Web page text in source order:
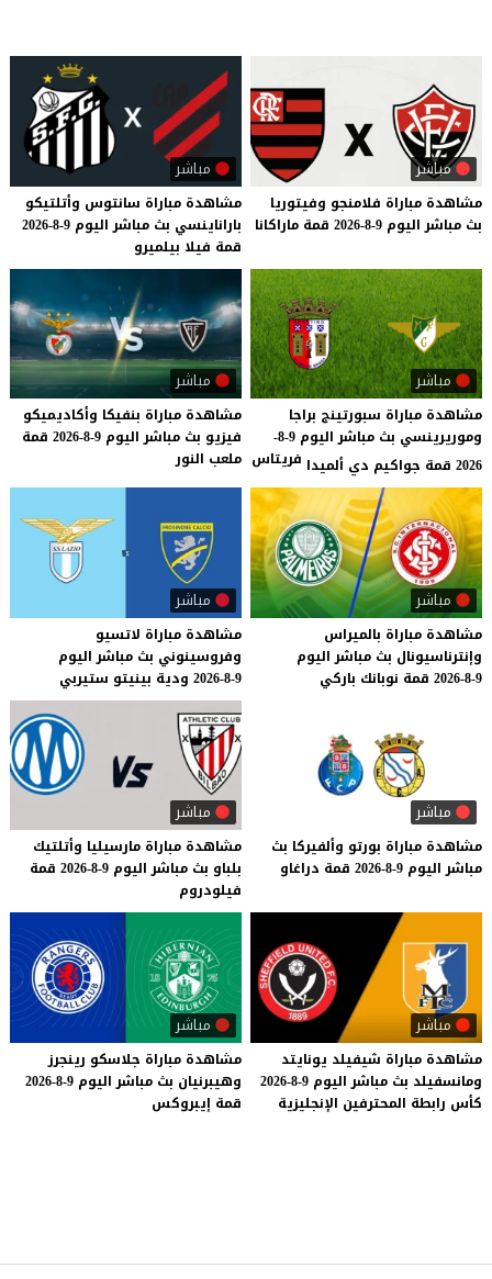
مباشر
مشاهدة مباراة فلامنجو وفيتوريا
بث مباشر اليوم 9-8-2026 قمة ماراكانا
مباشر
مشاهدة مباراة سانتوس وأتلتيكو
باراناينسي بث مباشر اليوم 9-8-2026
قمة فيلا بيلميرو
مباشر
مشاهدة مباراة سبورتينج براجا
وموريرينسي بث مباشر اليوم 9-8-
2026 قمة جواكيم دي ألميدا
فريتاس
مباشر
مشاهدة مباراة بنفيكا وأكاديميكو
فيزيو بث مباشر اليوم 9-8-2026
قمة
ملعب النور
مباشر
مشاهدة مباراة بالميراس
وإنترناسيونال بث مباشر اليوم
9-8-2026
قمة نوبانك باركي
مباشر
مشاهدة مباراة لاتسيو
وفروسينوني بث مباشر اليوم
9-8-2026
ودية بينيتو ستيربي
مباشر
مشاهدة مباراة بورتو وألفيركا بث
مباشر اليوم 9-8-2026 قمة دراغاو
مباشر
مشاهدة مباراة مارسيليا وأتلتيك
بلباو بث مباشر اليوم 9-8-2026
قمة
فيلودروم
مباشر
مشاهدة مباراة شيفيلد يونايتد
ومانسفيلد بث مباشر اليوم 9-8-2026
كأس رابطة المحترفين الإنجليزية
مباشر
مشاهدة مباراة جلاسكو رينجرز
وهيبرنيان بث مباشر اليوم 9-8-2026
قمة إيبروكس